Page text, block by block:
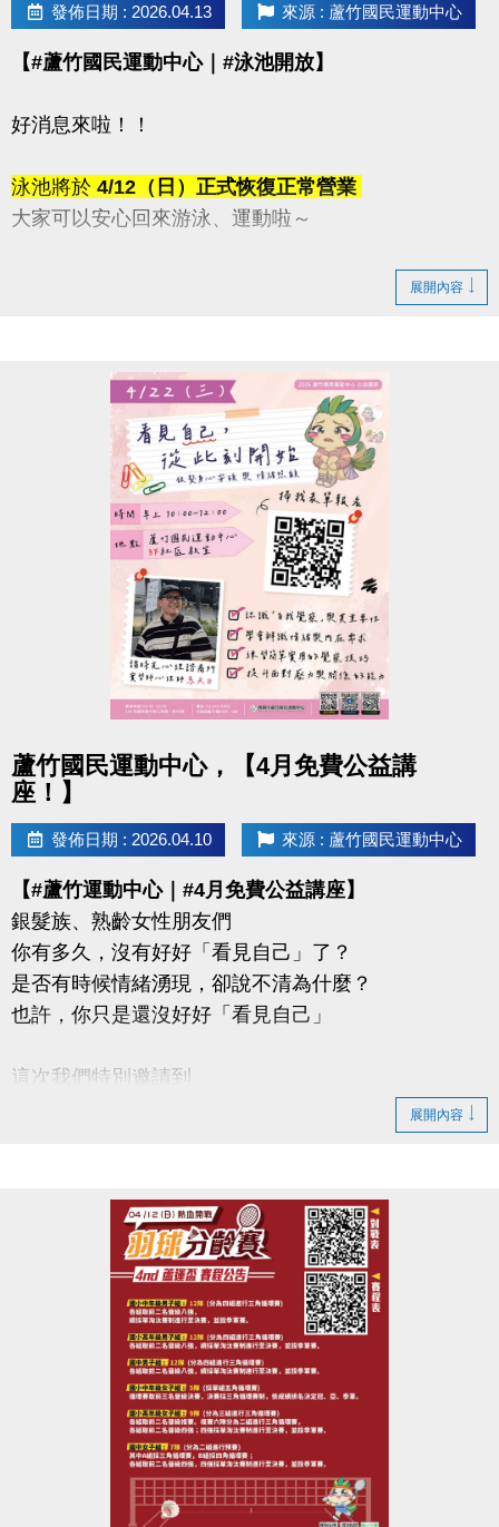
發佈日期 : 2026.04.13 來源 : 蘆竹國民運動中心
【#蘆竹國民運動中心｜#泳池開放】
好消息來啦！！
泳池將於4/12（日）正式恢復正常營業
大家可以安心回來游泳、運動啦～
-洽詢專線：03-2639066 #115、116
-官網 :
https://www.lzsports.com.tw/zh_TW/news/pageID/1/
-FB : 桃園市蘆竹國民運動中心
-IG : @luzhusports
展開內容
蘆竹國民運動中心，【4月免費公益講
座！】
發佈日期 : 2026.04.10 來源 : 蘆竹國民運動中心
【#蘆竹運動中心｜#4月免費公益講座】
銀髮族、熟齡女性朋友們
你有多久，沒有好好「看見自己」了？
是否有時候情緒湧現，卻說不清為什麼？
也許，你只是還沒好好「看見自己」
這次我們特別邀請到
帶你一起：
◎ 認識「自我覺察」的重要性
◎ 學會辨識情緒與內在需求
◎ 練習簡單實用的覺察技巧
◎ 提升面對壓力與關係的能力
◆時間｜4/22 (三) 早上 10:00－12:00
◆地點｜蘆竹國民運動中心 3樓社區教室
◆洽詢專線｜03-2639066 #106
◆公益免費講座・限額30位
展開內容